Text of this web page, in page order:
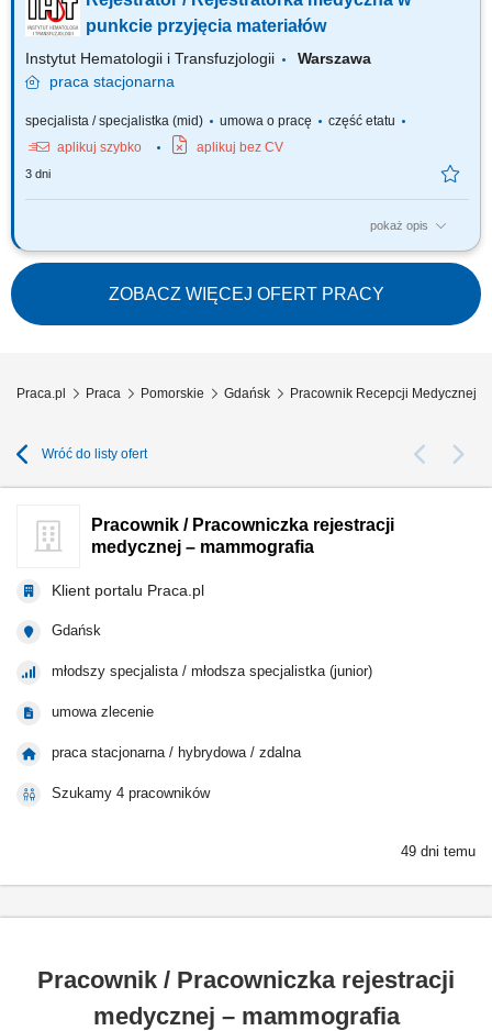
przyjmowanie deklaracji, dokumentacji medycznej oraz wymaganych
upoważnień; pomoc Pacjentom w korzystaniu z aplikacji oraz
punkcie przyjęcia materiałów
Instytut Hematologii i Transfuzjologii
Warszawa
praca stacjonarna
specjalista / specjalistka (mid) umowa o pracę
część etatu
aplikuj szybko
aplikuj bez CV
3 dni
pokaż opis
Poszukujemy osoby do pracy w niepełnym wymiarze czasu pracy (½
etatu) Zakres obowiązków: przyjmowanie i rejestrowanie próbek do
badań z zewnętrznych podmiotów leczniczych oraz z pracowni /
Zakładów IHIT, przeprowadzanie kontroli wizualnej próbek oraz kontroli
warunków transportu próbek,...
ZOBACZ WIĘCEJ OFERT PRACY
Praca.pl Praca Pomorskie Gdańsk Pracownik Recepcji Medycznej
Wróć do listy ofert
Pracownik / Pracowniczka rejestracji
medycznej – mammografia
Klient portalu Praca.pl
Gdańsk
młodszy specjalista / młodsza specjalistka (junior)
umowa zlecenie
praca stacjonarna / hybrydowa / zdalna
Szukamy 4 pracowników
49 dni temu
Pracownik / Pracowniczka rejestracji
medycznej – mammografia